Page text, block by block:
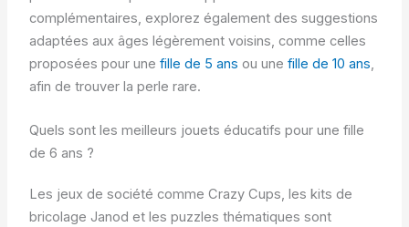
complémentaires, explorez également des suggestions
adaptées aux âges légèrement voisins, comme celles
proposées pour une fille de 5 ans ou une fille de 10 ans,
afin de trouver la perle rare.
Quels sont les meilleurs jouets éducatifs pour une fille
de 6 ans ?
Les jeux de société comme Crazy Cups, les kits de
bricolage Janod et les puzzles thématiques sont